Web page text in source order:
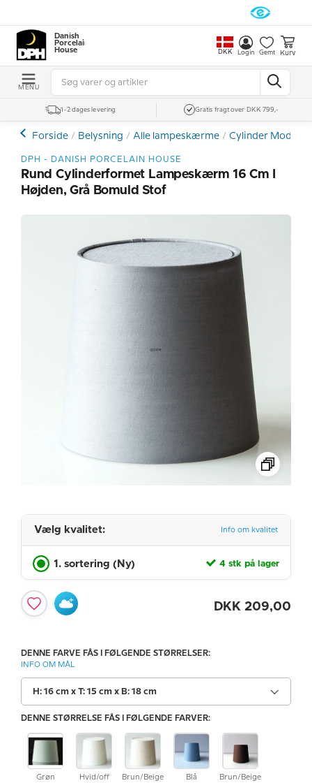
Danish
Porcelain
House
DKK Login Gemt Kurv
MENU
1-2 dages levering Gratis fragt over DKK 799,-
Forside Belysning Alle lampeskærme Cylinder Model
DPH - DANISH PORCELAIN HOUSE
Rund Cylinderformet Lampeskærm 16 Cm I
Højden, Grå Bomuld Stof
Vælg kvalitet: Info om kvalitet
1. sortering (Ny) 4 stk på lager
DKK 209,00
DENNE FARVE FÅS I FØLGENDE STØRRELSER:
INFO OM MÅL
H: 16 cm x T: 15 cm x B: 18 cm
DENNE STØRRELSE FÅS I FØLGENDE FARVER:
Grøn
Hvid/off
Brun/Beige Blå Brun/Beige